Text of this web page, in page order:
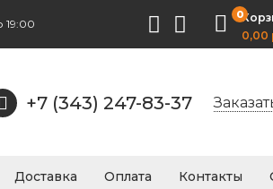
19:00
0
0,00
+7 (343) 247-83-37
Доставка Оплата Контакты